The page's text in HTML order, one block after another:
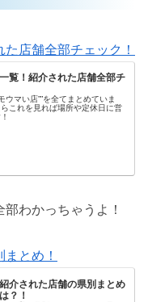
店舗全部チェック！
覧！紹介された店舗全部チ
ウマい店””を全てまとめていま
これを見れば場所や定休日に営
わかっちゃうよ！
とめ！
介された店舗の県別まとめ
？！